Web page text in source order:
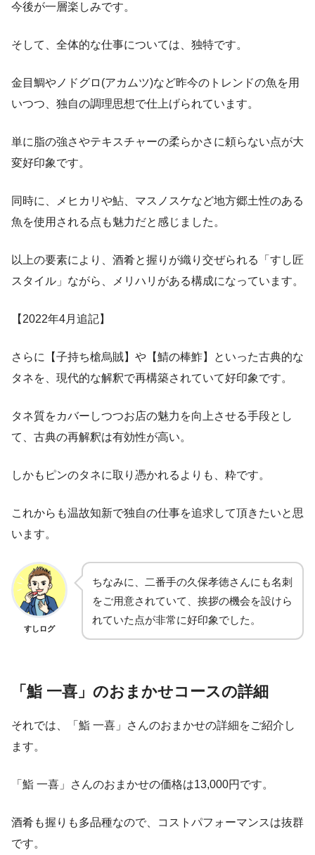
今後が一層楽しみです。
そして、全体的な仕事については、独特です。
金目鯛やノドグロ(アカムツ)など昨今のトレンドの魚を用
いつつ、独自の調理思想で仕上げられています。
単に脂の強さやテキスチャーの柔らかさに頼らない点が大
変好印象です。
同時に、メヒカリや鮎、マスノスケなど地方郷土性のある
魚を使用される点も魅力だと感じました。
以上の要素により、酒肴と握りが織り交ぜられる「すし匠
スタイル」ながら、メリハリがある構成になっています。
【2022年4月追記】
さらに【子持ち槍烏賊】や【鯖の棒鮓】といった古典的な
タネを、現代的な解釈で再構築されていて好印象です。
タネ質をカバーしつつお店の魅力を向上させる手段とし
て、古典の再解釈は有効性が高い。
しかもピンのタネに取り憑かれるよりも、粋です。
これからも温故知新で独自の仕事を追求して頂きたいと思
います。
すしログ
ちなみに、二番手の久保孝徳さんにも名刺
をご用意されていて、挨拶の機会を設けら
れていた点が非常に好印象でした。
「鮨 一喜」のおまかせコースの詳細
それでは、「鮨 一喜」さんのおまかせの詳細をご紹介し
ます。
「鮨 一喜」さんのおまかせの価格は13,000円です。
酒肴も握りも多品種なので、コストパフォーマンスは抜群
です。